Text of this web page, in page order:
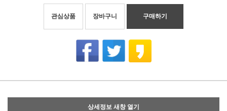
관심상품 장바구니 구매하기
상세정보 새창 열기